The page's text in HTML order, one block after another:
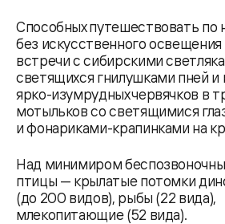
Способных путешествовать по
без искусственного
встречи с сибирскими
светящихся гнилушками пней и
ярко-изумрудных червячков в
мотыльков со светящимися
и фонариками-крапинками на
Над минимиром
птицы — крылатые потомки
(до 200 видов), рыбы (22 вида),
млекопитающие (52 вида).